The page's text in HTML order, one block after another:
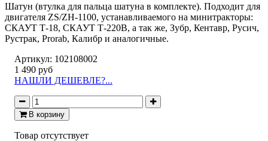
Шатун (втулка для пальца шатуна в комплекте). Подходит для
двигателя ZS/ZH-1100, устанавливаемого на минитракторы:
СКАУТ Т-18, СКАУТ Т-220В, а так же, Зубр, Кентавр, Русич,
Рустрак, Prorab, Калибр и аналогичные.
Артикул: 102108002
1 490 руб
НАШЛИ ДЕШЕВЛЕ?...
В корзину
Товар отсутствует